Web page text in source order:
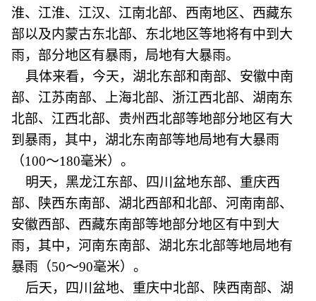
淮、江淮、江汉、江南北部、西南地区、西藏东
部以及内蒙古东北部、东北地区等地将有中到大
雨，部分地区有暴雨，局地有大暴雨。
具体来看，今天，湖北东部和南部、安徽中南
部、江苏南部、上海北部、浙江西北部、湖南东
北部、江西北部、贵州西北部等地部分地区有大
到暴雨，其中，湖北东南部等地局地有大暴雨
（100～180毫米）。
明天，黑龙江东部、四川盆地东部、重庆西
部、陕西东南部、湖北西部和北部、河南南部、
安徽西部、西藏东南部等地部分地区有中到大
雨，其中，河南东南部、湖北东北部等地局地有
暴雨（50～90毫米）。
后天，四川盆地、重庆中北部、陕西南部、湖